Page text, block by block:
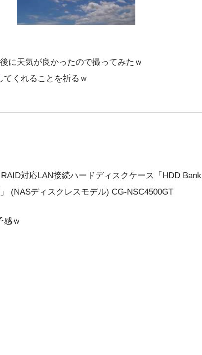
に天気が良かったので撮ってみたｗ
てくれることを祈るｗ
対応LAN接続ハードディスクケース「HDD Bank
(NASディスクレスモデル) CG-NSC4500GT
感ｗ